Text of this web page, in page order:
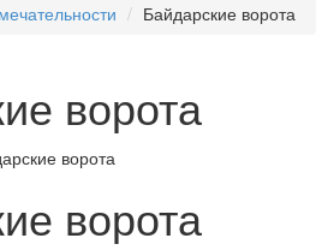
Байдарские ворота
ворота
ворота